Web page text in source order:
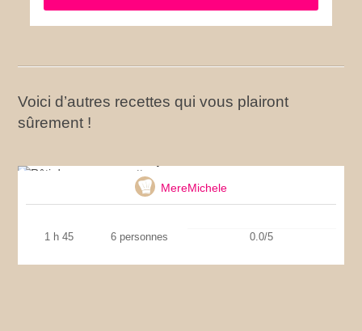
Voici d’autres recettes qui vous plairont
sûrement !
MereMichele
1 h 45 6 personnes 0.0/5